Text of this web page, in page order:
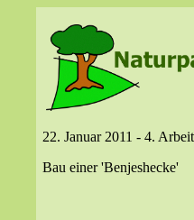
22. Januar 2011 - 4.
Bau einer 'Benjeshecke'